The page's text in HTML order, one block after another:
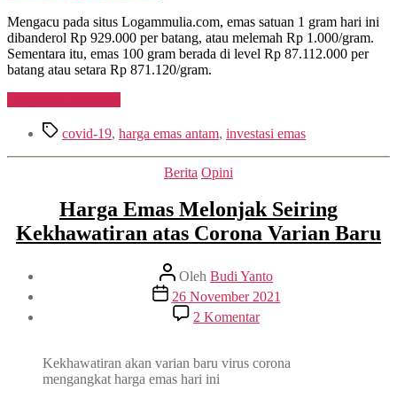
Mengacu pada situs Logammulia.com, emas satuan 1 gram hari ini
dibanderol Rp 929.000 per batang, atau melemah Rp 1.000/gram.
Sementara itu, emas 100 gram berada di level Rp 87.112.000 per
batang atau setara Rp 871.120/gram.
Panggilan
Serok
Tag covid-19, harga emas antam, investasi emas
Kategori
Berita Opini
Harga Emas Melonjak Seiring
Kekhawatiran atas Corona Varian Baru
Penulis
artikel
Oleh Budi Yanto
Tanggal
artikel
26 November 2021
2 Komentarpada
Harga
Melonjak
Kekhawatiran akan varian baru virus corona
mengangkat harga emas hari ini